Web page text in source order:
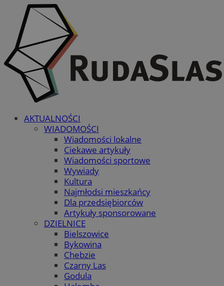
AKTUALNOŚCI
WIADOMOŚCI
Wiadomości lokalne
Ciekawe artykuły
Wiadomości sportowe
Wywiady
Kultura
Najmłodsi mieszkańcy
Dla przedsiębiorców
Artykuły sponsorowane
DZIELNICE
Bielszowice
Bykowina
Chebzie
Czarny Las
Godula